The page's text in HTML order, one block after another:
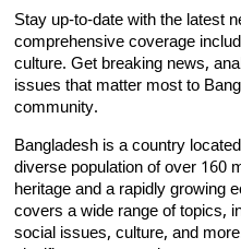
Stay up-to-date with the latest
comprehensive coverage
culture. Get breaking news,
issues that matter most to
community.
Bangladesh is a country
diverse population of over 160
heritage and a rapidly growing
covers a wide range of topics,
social issues, culture, and